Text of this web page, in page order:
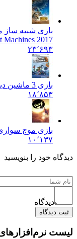
بازی شبیه ساز
Machines 2017
۲۳٬۶۹۳
بازی 3 ماشین دیوانه 3 برای کامپیوتر
۱۸٬۸۵۳
بازی موج سواری
۱۰٬۱۳۷
دیدگاه خود را بنویسید
دیدگاه
ثبت دیدگاه
لیست